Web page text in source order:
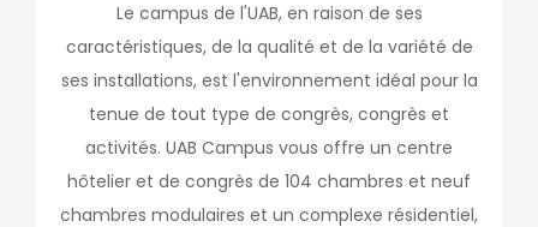
Le campus de l'UAB, en raison de ses
caractéristiques, de la qualité et de la variété de
ses installations, est l'environnement idéal pour la
tenue de tout type de congrès, congrès et
activités. UAB Campus vous offre un centre
hôtelier et de congrès de 104 chambres et neuf
chambres modulaires et un complexe résidentiel,